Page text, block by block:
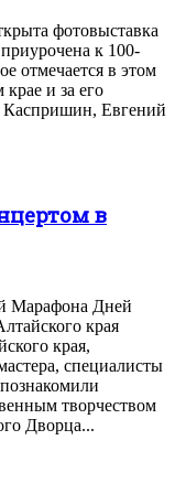
фотовыставка
к 100-
отмечается в этом
и за его
Каспришин, Евгений
в
Марафона Дней
края
края,
специалисты
творчеством
Дворца...